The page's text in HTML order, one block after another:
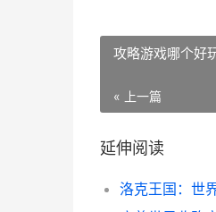
攻略游戏哪个好
« 上一篇
延伸阅读